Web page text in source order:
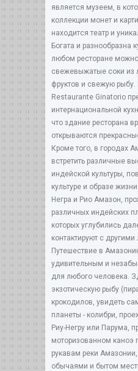
является музеем, в
коллекции монет и
находится театр и
Богата и разнообразна
любом ресторане можно
свежевыжатые соки из
фруктов и свежую
Restaurante Ginatorio
интернациональной
что здание ресторана
открываются
Кроме того, в городах
встретить различные
индейской культуры,
культуре и образе
Негра и Рио Амазон,
различных индейских
которых углубились
контактируют с
Путешествие в
удивительным и
для любого человека.
экзотическую рыбу
крокодилов, увидеть
планеты - колибри,
Риу-Негру или Парума,
моторизованном
рукавам реки
обычаями и бытом